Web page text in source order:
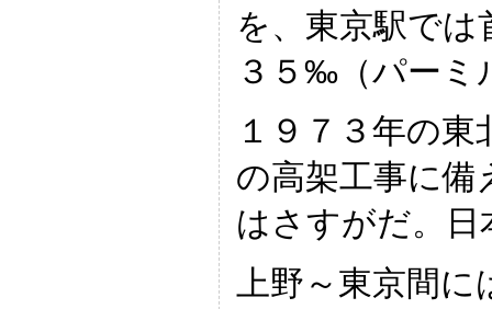
を、東京駅で
３５‰（パーミ
１９７３年の
の高架工事に
はさすがだ。
上野～東京間に